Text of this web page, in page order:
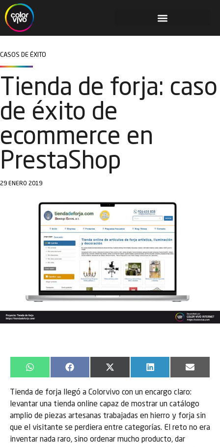
CASOS DE ÉXITO
Tienda de forja: caso
de éxito de
ecommerce en
PrestaShop
29 ENERO 2019
WhatsApp Facebook
X
(Twitter)
LinkedIn Email
Tienda de forja llegó a Colorvivo con un encargo claro:
levantar una tienda online capaz de mostrar un catálogo
amplio de piezas artesanas trabajadas en hierro y forja sin
que el visitante se perdiera entre categorías. El reto no era
inventar nada raro, sino ordenar mucho producto, dar